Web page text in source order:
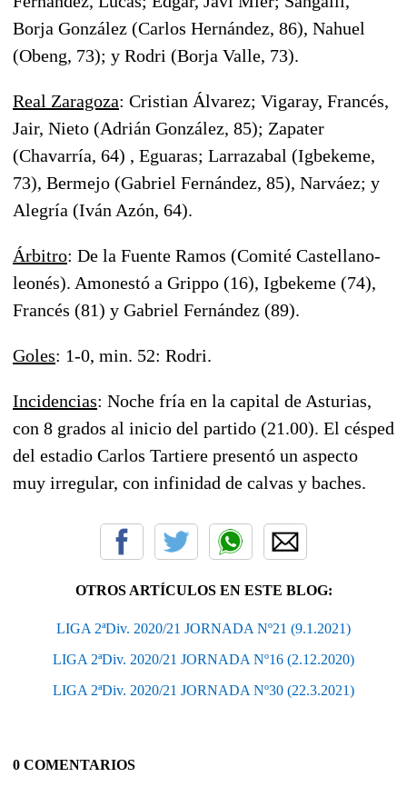
Borja González (Carlos Hernández, 86), Nahuel
(Obeng, 73); y Rodri (Borja Valle, 73).
Real Zaragoza: Cristian Álvarez; Vigaray, Francés,
Jair, Nieto (Adrián González, 85); Zapater
(Chavarría, 64) , Eguaras; Larrazabal (Igbekeme,
73), Bermejo (Gabriel Fernández, 85), Narváez; y
Alegría (Iván Azón, 64).
Árbitro: De la Fuente Ramos (Comité Castellano-
leonés). Amonestó a Grippo (16), Igbekeme (74),
Francés (81) y Gabriel Fernández (89).
Goles: 1-0, min. 52: Rodri.
Incidencias: Noche fría en la capital de Asturias,
con 8 grados al inicio del partido (21.00). El césped
del estadio Carlos Tartiere presentó un aspecto
muy irregular, con infinidad de calvas y baches.
OTROS ARTÍCULOS EN ESTE BLOG:
LIGA 2ªDiv. 2020/21 JORNADA Nº21 (9.1.2021)
LIGA 2ªDiv. 2020/21 JORNADA Nº16 (2.12.2020)
LIGA 2ªDiv. 2020/21 JORNADA Nº30 (22.3.2021)
0 COMENTARIOS